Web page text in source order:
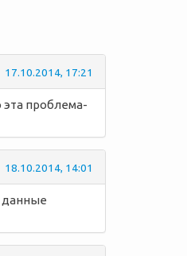
17.10.2014, 17:21
проблема-
18.10.2014, 14:01
данные